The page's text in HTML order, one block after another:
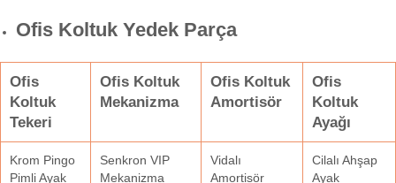
Ofis Koltuk Yedek Parça
Ofis
Koltuk
Tekeri
Ofis Koltuk
Mekanizma
Ofis Koltuk
Amortisör
Ofis
Koltuk
Ayağı
Krom Pingo
Pimli Ayak
Senkron VIP
Mekanizma
Vidalı
Amortisör
Cilalı Ahşap
Ayak